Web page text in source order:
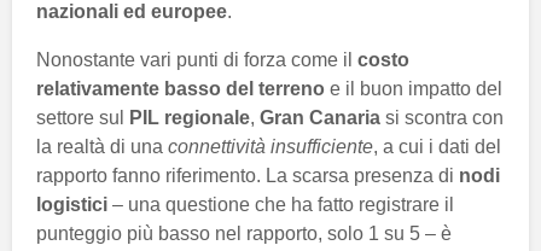
nazionali ed europee.
Nonostante vari punti di forza come il costo
relativamente basso del terreno e il buon impatto del
settore sul
PIL regionale, Gran Canaria si scontra con
la realtà di una connettività insufficiente, a cui i dati del
rapporto fanno riferimento. La scarsa presenza di nodi
logistici – una questione che ha fatto registrare il
punteggio più basso nel rapporto, solo 1 su 5 – è